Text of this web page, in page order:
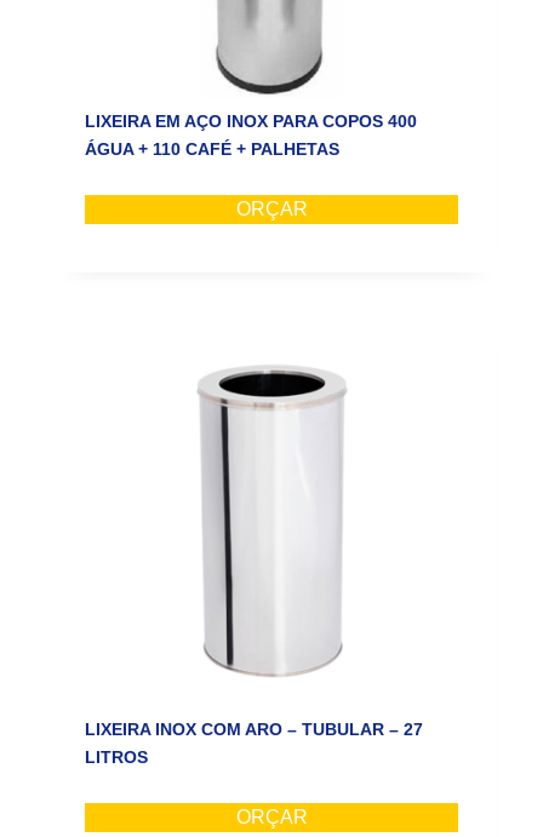
LIXEIRA EM AÇO INOX PARA COPOS 400
ÁGUA + 110 CAFÉ + PALHETAS
ORÇAR
LIXEIRA INOX COM ARO – TUBULAR – 27
LITROS
ORÇAR